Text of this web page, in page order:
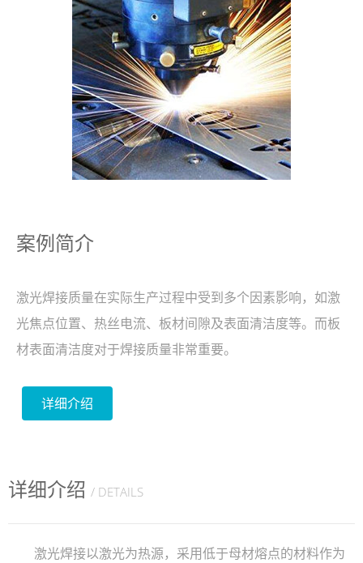
案例简介
激光焊接质量在实际生产过程中受到多个因素影响，如激
光焦点位置、热丝电流、板材间隙及表面清洁度等。而板
材表面清洁度对于焊接质量非常重要。
详细介绍
详细介绍 / DETAILS
激光焊接以激光为热源，采用低于母材熔点的材料作为